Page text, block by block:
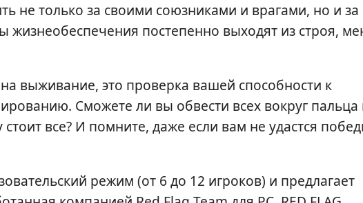
не только за своими союзниками и врагами, но и за
постепенно выходят из строя,
выживание, это проверка вашей способности к
Сможете ли вы обвести всех вокруг пальца
стоит все? И помните, даже если вам не удастся
режим (от 6 до 12 игроков) и предлагает